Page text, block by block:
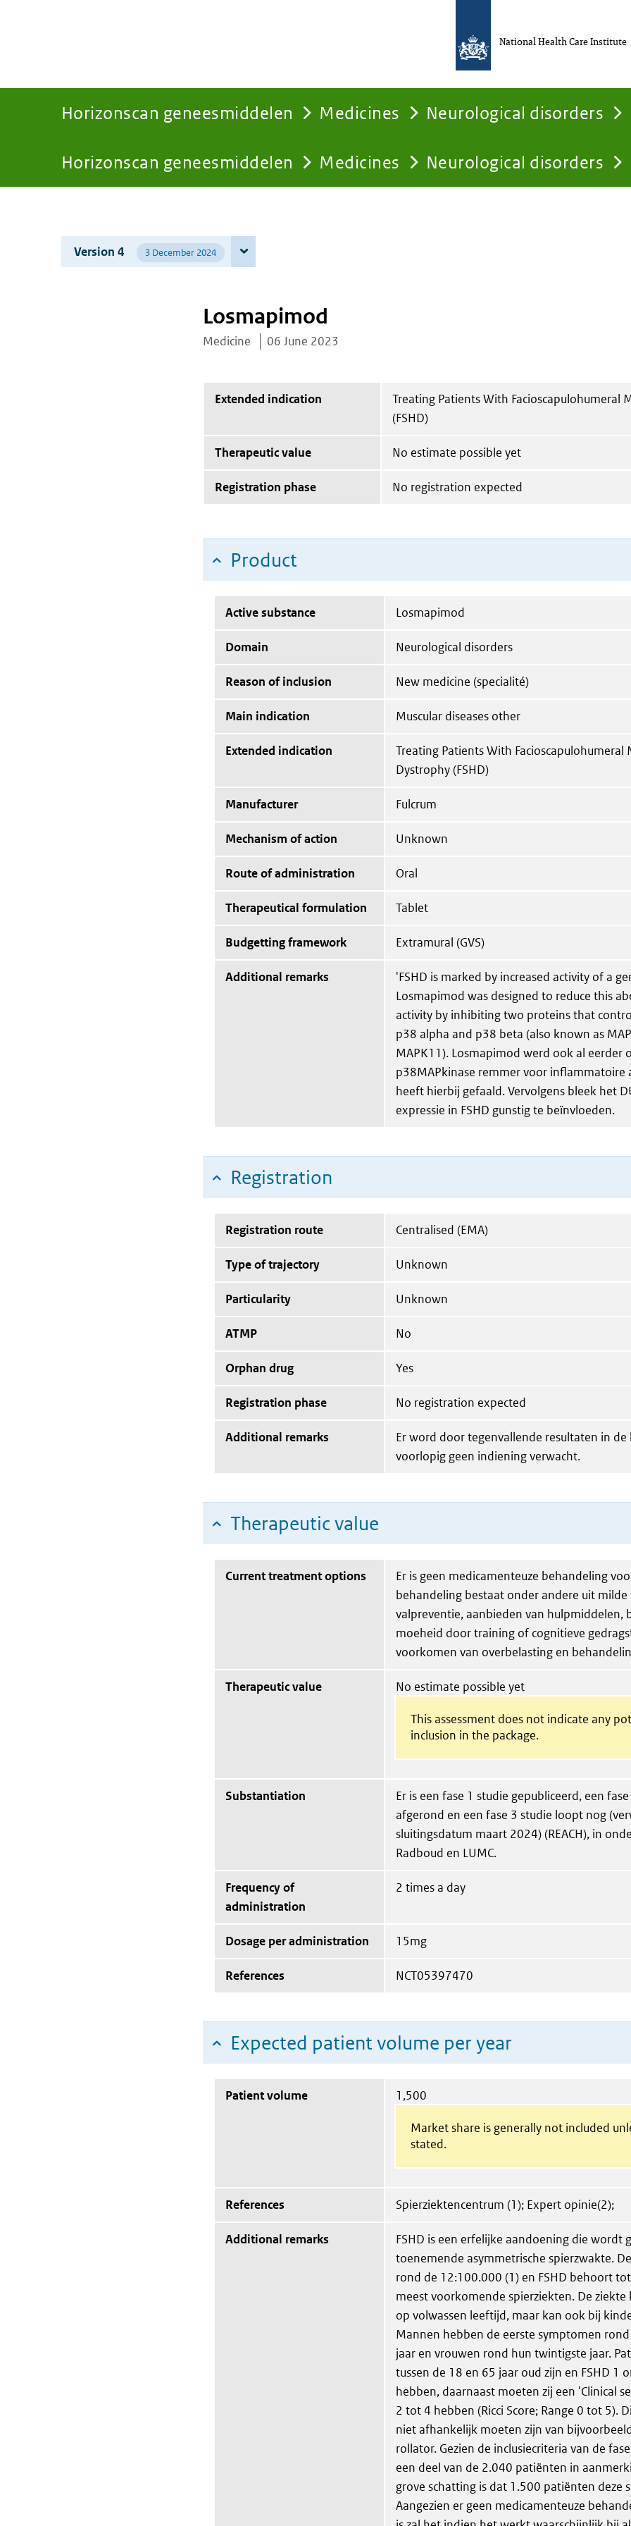
Horizonscan geneesmiddelen Medicines Neurological disorders
You
here:
Horizonscan geneesmiddelen Medicines Neurological disorders
National Health Care Institute
Version 4 3 December 2024
Losmapimod
Medicine 06 June 2023
Extended indication
Treating Patients With Facioscapulohumeral
(FSHD)
Therapeutic value No estimate possible yet
Registration phase No registration expected
Product
Active substance Losmapimod
Domain Neurological disorders
Reason of inclusion New medicine (specialité)
Main indication Muscular diseases other
Extended indication
Treating Patients With Facioscapulohumeral
Dystrophy (FSHD)
Manufacturer Fulcrum
Mechanism of action Unknown
Route of administration Oral
Therapeutical formulation Tablet
Budgetting framework Extramural (GVS)
Additional remarks
'FSHD is marked by increased activity of a
Losmapimod was designed to reduce this
activity by inhibiting two proteins that
p38 alpha and p38 beta (also known as
MAPK11). Losmapimod werd ook al eerder
p38MAPkinase remmer voor inflammatoire
heeft hierbij gefaald. Vervolgens bleek het
expressie in FSHD gunstig te beïnvloeden.
Registration
Registration route Centralised (EMA)
Type of trajectory Unknown
Particularity Unknown
ATMP No
Orphan drug Yes
Registration phase No registration expected
Additional remarks
Er word door tegenvallende resultaten in de
voorlopig geen indiening verwacht.
Therapeutic value
Current treatment options
Er is geen medicamenteuze behandeling
behandeling bestaat onder andere uit
valpreventie, aanbieden van hulpmiddelen,
moeheid door training of cognitieve
voorkomen van overbelasting en
Therapeutic value No estimate possible yet
This assessment does not indicate any
inclusion in the package.
Substantiation
Er is een fase 1 studie gepubliceerd, een
afgerond en een fase 3 studie loopt nog
sluitingsdatum maart 2024) (REACH), in
Radboud en LUMC.
Frequency of
administration
2 times a day
Dosage per administration 15mg
References NCT05397470
Expected patient volume per year
Patient volume 1,500
Market share is generally not included
stated.
References Spierziektencentrum (1); Expert opinie(2);
Additional remarks
FSHD is een erfelijke aandoening die wordt
toenemende asymmetrische spierzwakte.
rond de 12:100.000 (1) en FSHD behoort
meest voorkomende spierziekten. De ziekte
op volwassen leeftijd, maar kan ook bij
Mannen hebben de eerste symptomen
jaar en vrouwen rond hun twintigste jaar.
tussen de 18 en 65 jaar oud zijn en FSHD 1
hebben, daarnaast moeten zij een 'Clinical
2 tot 4 hebben (Ricci Score; Range 0 tot 5).
niet afhankelijk moeten zijn van
rollator. Gezien de inclusiecriteria van de
een deel van de 2.040 patiënten in
grove schatting is dat 1.500 patiënten deze
Aangezien er geen medicamenteuze